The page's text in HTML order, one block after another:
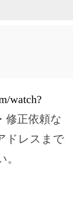
watch?
修正依頼な
ドレスまで